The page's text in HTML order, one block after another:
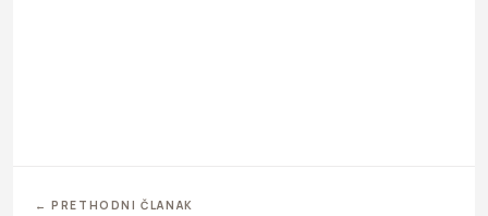
← PRETHODNI ČLANAK